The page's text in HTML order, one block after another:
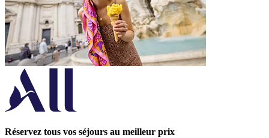
Réservez tous vos séjours au meilleur prix